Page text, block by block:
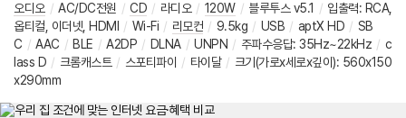
오디오 / AC/DC전원 / CD / 라디오 / 120W / 블루투스 v5.1 / 입출력: RCA,
옵티컬, 이더넷, HDMI
/ Wi-Fi / 리모컨 / 9.5kg / USB / aptX HD / SB
C / AAC / BLE / A2DP / DLNA / UNPN / 주파수응답: 35Hz~22kHz / c
lass D / 크롬캐스트 / 스포티파이 / 타이달 / 크기(가로x세로x깊이): 560x150
x290mm